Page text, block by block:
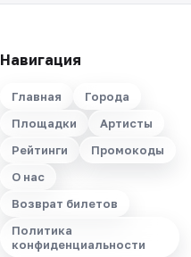
Навигация
Главная
Города
Площадки
Артисты
Рейтинги
Промокоды
О нас
Возврат билетов
Политика
конфиденциальности